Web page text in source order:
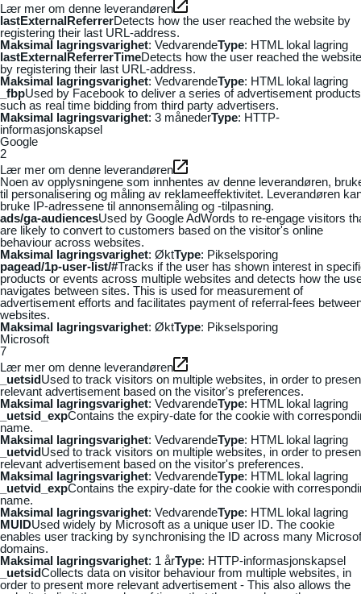
Lær mer om denne leverandøren
lastExternalReferrerDetects how the user reached the website by
registering their last URL-address.
Maksimal lagringsvarighet: VedvarendeType: HTML lokal lagring
lastExternalReferrerTimeDetects how the user reached the website
by registering their last URL-address.
Maksimal lagringsvarighet: VedvarendeType: HTML lokal lagring
_fbpUsed by Facebook to deliver a series of advertisement products
such as real time bidding from third party advertisers.
Maksimal lagringsvarighet: 3 månederType: HTTP-
informasjonskapsel
Google
2
Lær mer om denne leverandøren
Noen av opplysningene som innhentes av denne leverandøren,
til personalisering og måling av reklameeffektivitet. Leverandøren
bruke IP-adressene til annonsemåling og -tilpasning.
ads/ga-audiencesUsed by Google AdWords to re-engage visitors
are likely to convert to customers based on the visitor's online
behaviour across websites.
Maksimal lagringsvarighet: ØktType: Pikselsporing
pagead/1p-user-list/#Tracks if the user has shown interest in
products or events across multiple websites and detects how the
navigates between sites. This is used for measurement of
advertisement efforts and facilitates payment of referral-fees
websites.
Maksimal lagringsvarighet: ØktType: Pikselsporing
Microsoft
7
Lær mer om denne leverandøren
_uetsidUsed to track visitors on multiple websites, in order to
relevant advertisement based on the visitor's preferences.
Maksimal lagringsvarighet: VedvarendeType: HTML lokal lagring
_uetsid_expContains the expiry-date for the cookie with
name.
Maksimal lagringsvarighet: VedvarendeType: HTML lokal lagring
_uetvidUsed to track visitors on multiple websites, in order to
relevant advertisement based on the visitor's preferences.
Maksimal lagringsvarighet: VedvarendeType: HTML lokal lagring
_uetvid_expContains the expiry-date for the cookie with
name.
Maksimal lagringsvarighet: VedvarendeType: HTML lokal lagring
MUIDUsed widely by Microsoft as a unique user ID. The cookie
enables user tracking by synchronising the ID across many
domains.
Maksimal lagringsvarighet: 1 årType: HTTP-informasjonskapsel
_uetsidCollects data on visitor behaviour from multiple websites, in
order to present more relevant advertisement - This also allows the